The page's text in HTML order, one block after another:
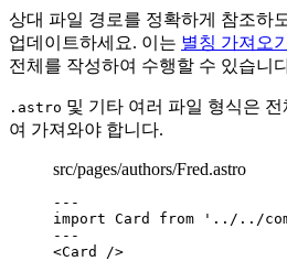
상대 파일 경로를 정확하게 참조하
업데이트하세요. 이는 별칭 가져오기
전체를 작성하여 수행할 수 있습니
.astro 및 기타 여러 파일 형식은
여 가져와야 합니다.
src/pages/authors/Fred.astro
---
import Card from ' ../../
---
<Card />